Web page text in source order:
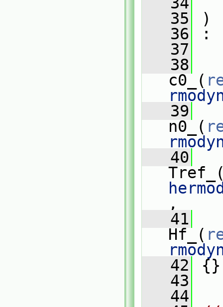
   35
)
   36
:
   37
   38
c0_(
   39
n0_(
   40
,
   41
Hf_(
   42
{}
   43
   44